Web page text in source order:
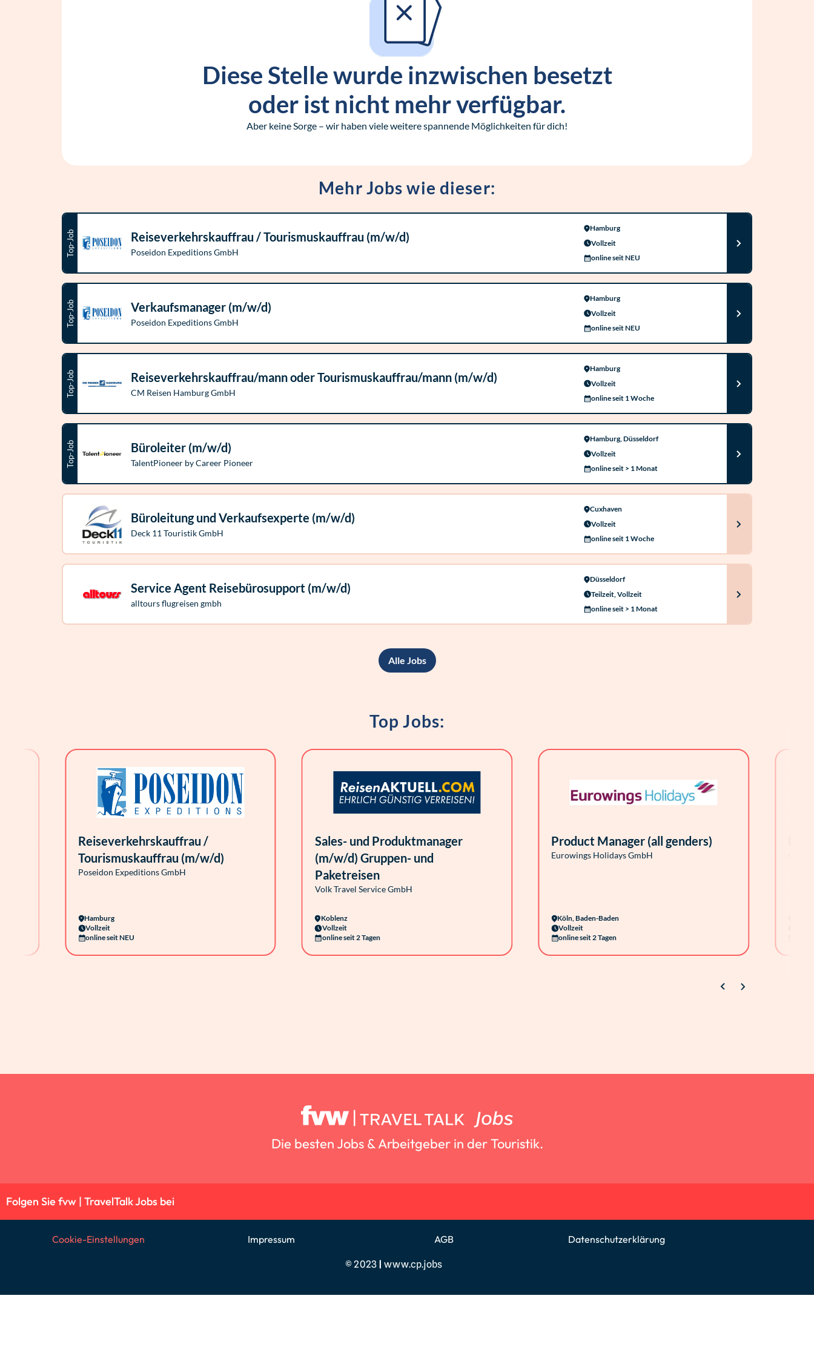
Diese Stelle wurde inzwischen besetzt
oder ist nicht mehr verfügbar.
Aber keine Sorge – wir haben viele weitere spannende Möglichkeiten für dich!
Mehr Jobs wie dieser:
Top-Job Reiseverkehrskauffrau / Tourismuskauffrau (m/w/d)
Poseidon Expeditions GmbH
Hamburg
Vollzeit
online seit NEU
Top-Job Verkaufsmanager (m/w/d)
Poseidon Expeditions GmbH
Hamburg
Vollzeit
online seit NEU
Top-Job Reiseverkehrskauffrau/mann oder Tourismuskauffrau/mann (m/w/d)
CM Reisen Hamburg GmbH
Hamburg
Vollzeit
online seit 1 Woche
Top-Job Büroleiter (m/w/d)
TalentPioneer by Career Pioneer
Hamburg, Düsseldorf
Vollzeit
online seit > 1 Monat
Büroleitung und Verkaufsexperte (m/w/d)
Deck 11 Touristik GmbH
Cuxhaven
Vollzeit
online seit 1 Woche
Service Agent Reisebürosupport (m/w/d)
alltours flugreisen gmbh
Düsseldorf
Teilzeit, Vollzeit
online seit > 1 Monat
Alle Jobs
Top Jobs:
Reiseverkehrskauffrau /
Tourismuskauffrau (m/w/d)
Poseidon Expeditions GmbH
Hamburg
Vollzeit
online seit NEU
Sales- und Produktmanager
(m/w/d) Gruppen- und
Paketreisen
Volk Travel Service GmbH
Koblenz
Vollzeit
online seit 2 Tagen
Product Manager (all genders)
Eurowings Holidays GmbH
Köln, Baden-Baden
Vollzeit
online seit 2 Tagen
Die besten Jobs & Arbeitgeber in der Touristik.
Folgen Sie fvw | TravelTalk Jobs bei
Cookie-Einstellungen Impressum AGB Datenschutzerklärung
© 2023 | www.cp.jobs